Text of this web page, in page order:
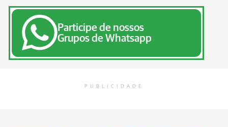
Participe de nossos
Grupos de Whatsapp
PUBLICIDADE